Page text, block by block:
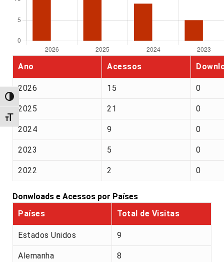
Alternar alto contraste
Alternar tamanho da fonte
Ano Acessos
2026 15 0
2025 21 0
2024 9 0
2023 5 0
2022 2 0
Donwloads e Acessos por Países
Países
Total de Visitas
Estados Unidos 9
Alemanha 8